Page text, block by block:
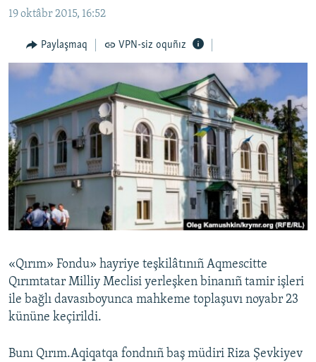
Qıdıruvğa
MEDENİYET
İNSAN AQLARI
VİDEO
BLOGLAR
FİKİR
Русский
Українською
RFE/RS bütün saytları
19 oktâbr 2015, 16:52
Paylaşmaq VPN-siz oquñız
«Qırım» Fondu» hayriye teşkilâtınıñ Aqmescitte
Qırımtatar Milliy Meclisi yerleşken binanıñ tamir işleri
ile bağlı davasıboyunca mahkeme toplaşuvı noyabr 23
kününe keçirildi.
Bunı Qırım.Aqiqatqa fondnıñ baş müdiri Riza Şevkiyev